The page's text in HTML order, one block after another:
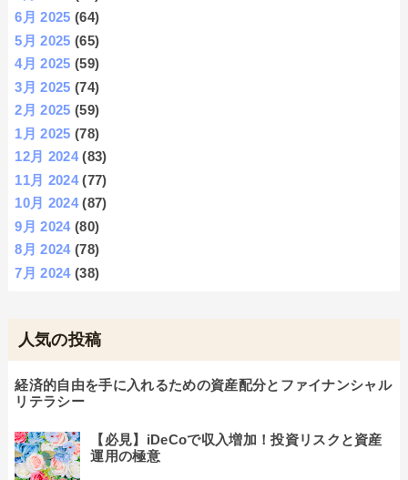
6月 2025 (64)
5月 2025 (65)
4月 2025 (59)
3月 2025 (74)
2月 2025 (59)
1月 2025 (78)
12月 2024(83)
11月 2024(77)
10月 2024(87)
9月 2024(80)
8月 2024(78)
7月 2024(38)
人気の投稿
経済的自由を手に入れるための資産配分とファイナンシャル
リテラシー
【必見】iDeCoで収入増加！投資リスクと資産
運用の極意